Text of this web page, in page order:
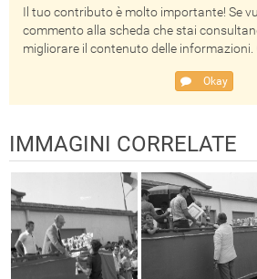
Il tuo contributo è molto importante! Se
commento alla scheda che stai
migliorare il contenuto delle informazioni.
Okay
IMMAGINI CORRELATE